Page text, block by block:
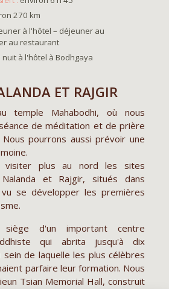
270 km
à l'hôtel – déjeuner au
au restaurant
nuit à l'hôtel à Bodhgaya
ET RAJGIR
temple Mahabodhi, où nous
de méditation et de prière
pourrons aussi prévoir une
visiter plus au nord les sites
et Rajgir, situés dans
se développer les premières
d'un important centre
qui abrita jusqu'à dix
de laquelle les plus célèbres
parfaire leur formation. Nous
Tsian Memorial Hall, construit